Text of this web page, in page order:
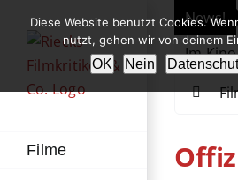
Inhalt
springen
Filme
News!
Im Kino
Diese Website benutzt Cookies.
nutzt, gehen wir von deinem
OK Nein